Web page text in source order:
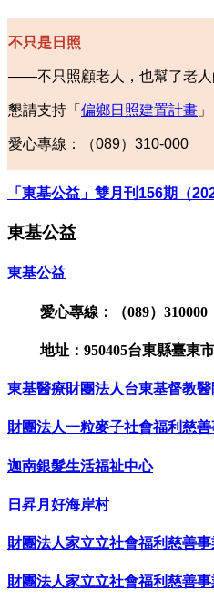
不只是日照
——不只照顧老人，也幫了老人
懇請支持「 偏鄉日照建置計畫 」
愛心專線：（089）310-000
「東基公益」雙月刊156期（
東基公益
東基公益
愛心專線：（089）310000
地址：950405台東縣臺東市
東基醫療財團法人台東基督教醫
財團法人一粒麥子社會福利慈
迦南銀髮生活福祉中心
日昇月好海岸村
財團法人家立立社會福利慈善
財團法人家立立社會福利慈善